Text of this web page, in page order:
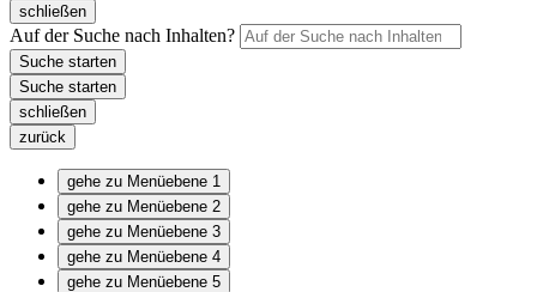
schließen
Auf der Suche nach Inhalten?
schließen
zurück
gehe zu Menüebene 1
gehe zu Menüebene 2
gehe zu Menüebene 3
gehe zu Menüebene 4
gehe zu Menüebene 5